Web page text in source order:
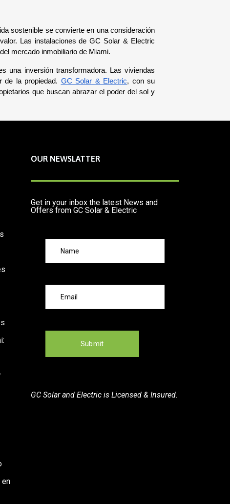
sostenible se convierte en una consideración
Las instalaciones de GC Solar & Electric
mercado inmobiliario de Miami.
una inversión transformadora. Las viviendas
de la propiedad. GC Solar & Electric, con su
que buscan abrazar el poder del sol y
en
OUR NEWSLATTER
Get in your inbox the latest News and
Offers from GC Solar & Electric
GC Solar and Electric is Licensed & Insured.